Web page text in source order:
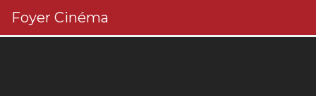
Foyer Cinéma